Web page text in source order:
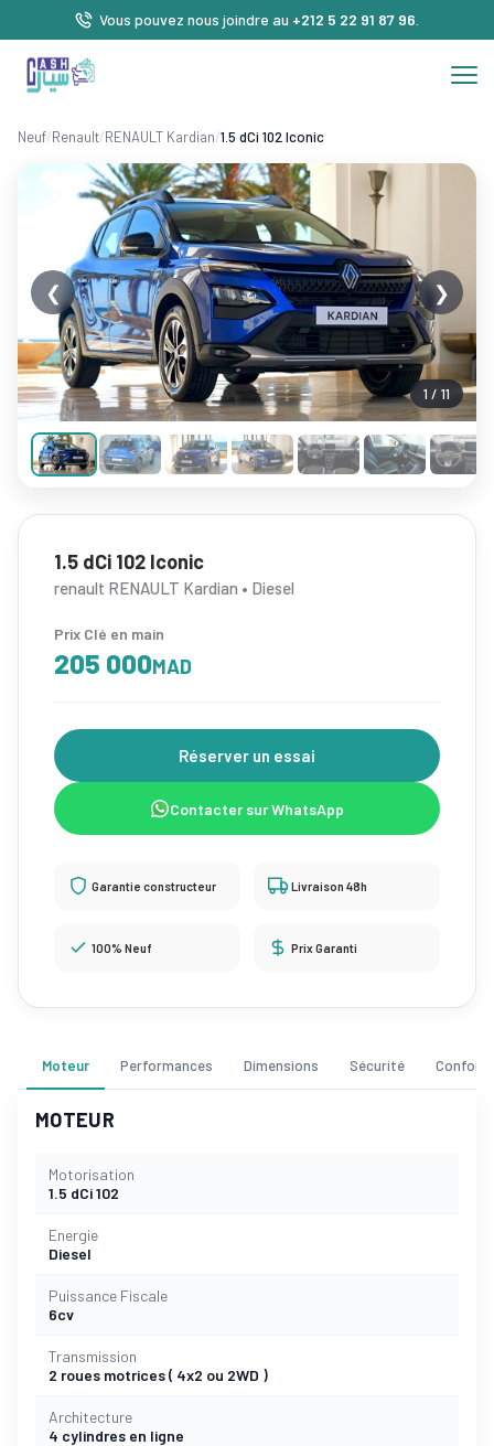
Vous pouvez nous joindre au +212 5 22 91 87 96
Neuf/Renault/RENAULT Kardian/1.5 dCi 102 Iconic
1 / 11
❮ ❯
1.5 dCi 102 Iconic
renault RENAULT Kardian • Diesel
Prix Clé en main
205 000MAD
Réserver un essai
Contacter sur WhatsApp
Garantie constructeur Livraison 48h
100% Neuf Prix Garanti
Moteur Performances Dimensions Sécurité Confort
MOTEUR
Motorisation
1.5 dCi 102
Energie
Diesel
Puissance Fiscale
6cv
Transmission
2 roues motrices ( 4x2 ou 2WD )
Architecture
4 cylindres en ligne